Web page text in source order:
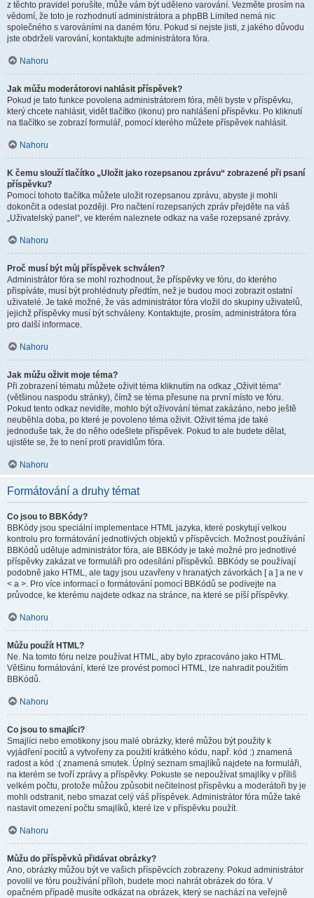
z těchto pravidel porušíte, může vám být uděleno varování. Vezměte prosím na
vědomí, že toto je rozhodnutí administrátora a phpBB Limited nemá nic
společného s varováními na daném fóru. Pokud si nejste jisti, z jakého důvodu
jste obdrželi varování, kontaktujte administrátora fóra.
Nahoru
Jak můžu moderátorovi nahlásit příspěvek?
Pokud je tato funkce povolena administrátorem fóra, měli byste v příspěvku,
který chcete nahlásit, vidět tlačítko (ikonu) pro nahlášení příspěvku. Po kliknutí
na tlačítko se zobrazí formulář, pomocí kterého můžete příspěvek nahlásit.
Nahoru
K čemu slouží tlačítko „Uložit jako rozepsanou zprávu“ zobrazené při psaní
příspěvku?
Pomocí tohoto tlačítka můžete uložit rozepsanou zprávu, abyste ji mohli
dokončit a odeslat později. Pro načtení rozepsaných zpráv přejděte na váš
„Uživatelský panel“, ve kterém naleznete odkaz na vaše rozepsané zprávy.
Nahoru
Proč musí být můj příspěvek schválen?
Administrátor fóra se mohl rozhodnout, že příspěvky ve fóru, do kterého
přispíváte, musí být prohlédnuty předtím, než je budou moci zobrazit ostatní
uživatelé. Je také možné, že vás administrátor fóra vložil do skupiny uživatelů,
jejichž příspěvky musí být schváleny. Kontaktujte, prosím, administrátora fóra
pro další informace.
Nahoru
Jak můžu oživit moje téma?
Při zobrazení tématu můžete oživit téma kliknutím na odkaz „Oživit téma“
(většinou naspodu stránky), čímž se téma přesune na první místo ve fóru.
Pokud tento odkaz nevidíte, mohlo být oživování témat zakázáno, nebo ještě
neuběhla doba, po které je povoleno téma oživit. Oživit téma jde také
jednoduše tak, že do něho odešlete příspěvek. Pokud to ale budete dělat,
ujistěte se, že to není proti pravidlům fóra.
Nahoru
Formátování a druhy témat
Co jsou to BBKódy?
BBKódy jsou speciální implementace HTML jazyka, které poskytují velkou
kontrolu pro formátování jednotlivých objektů v příspěvcích. Možnost používání
BBKódů uděluje administrátor fóra, ale BBKódy je také možné pro jednotlivé
příspěvky zakázat ve formuláři pro odesílání příspěvků. BBKódy se používají
podobně jako HTML, ale tagy jsou uzavřeny v hranatých závorkách [ a ] a ne v
< a >. Pro více informací o formátování pomocí BBKódů se podívejte na
průvodce, ke kterému najdete odkaz na stránce, na které se píší příspěvky.
Nahoru
Můžu použít HTML?
Ne. Na tomto fóru nelze používat HTML, aby bylo zpracováno jako HTML.
Většinu formátování, které lze provést pomocí HTML, lze nahradit použitím
BBKódů.
Nahoru
Co jsou to smajlíci?
Smajlíci nebo emotikony jsou malé obrázky, které můžou být použity k
vyjádření pocitů a vytvořeny za použití krátkého kódu, např. kód :) znamená
radost a kód :( znamená smutek. Úplný seznam smajlíků najdete na formuláři,
na kterém se tvoří zprávy a příspěvky. Pokuste se nepoužívat smajlíky v příliš
velkém počtu, protože můžou způsobit nečitelnost příspěvku a moderátoři by je
mohli odstranit, nebo smazat celý váš příspěvek. Administrátor fóra může také
nastavit omezení počtu smajlíků, které lze v příspěvku použít.
Nahoru
Můžu do příspěvků přidávat obrázky?
Ano, obrázky můžou být ve vašich příspěvcích zobrazeny. Pokud administrátor
povolil ve fóru používání příloh, budete moci nahrát obrázek do fóra. V
opačném případě musíte odkázat na obrázek, který se nachází na veřejně